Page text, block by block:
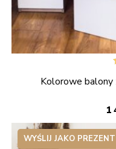
Kolorowe balony
WYŚLIJ JAKO PREZENT